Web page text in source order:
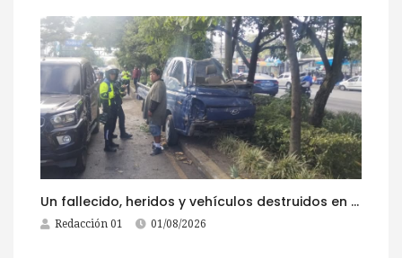
Un fallecido, heridos y vehículos destruidos en accidentes registrados este 1 de agosto
Redacción 01 01/08/2026